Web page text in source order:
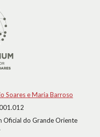
Soares e Maria Barroso
Oficial do Grande Oriente